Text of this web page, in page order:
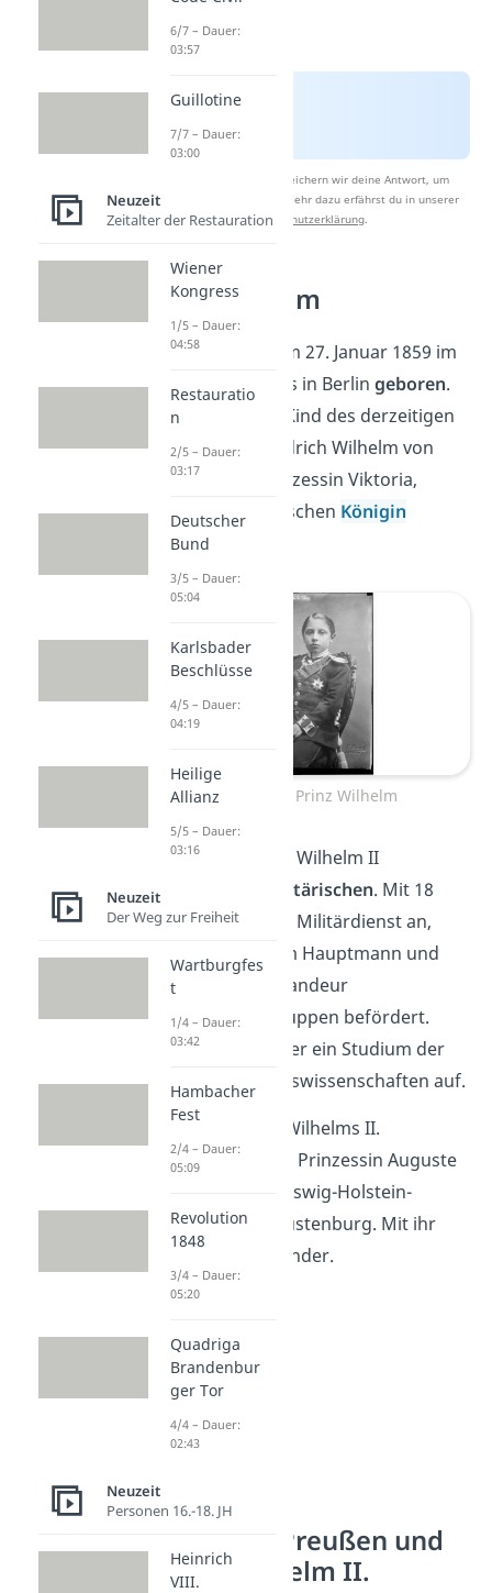
Nach Beantwortung speichern wir deine Antwort, um
Studyflix zu verbessern. Mehr dazu erfährst du in unserer
Datenschutzerklärung.
Prinz Wilhelm
Wilhelm wurde am 27. Januar 1859 im
Kronprinzenpalais in Berlin geboren.
Er war das erste Kind des derzeitigen
Kronprinzen Friedrich Wilhelm von
Preußen und Prinzessin Viktoria,
Tochter der englischen Königin
Victoria
Der junge Prinz Wilhelm
Schon früh zeigte Wilhelm II
Interesse am Militärischen. Mit 18
Jahren trat er den Militärdienst an,
wurde später zum Hauptmann und
dann zum Kommandeur
verschiedener Truppen befördert.
Außerdem nahm er ein Studium der
Rechts- und Staatswissenschaften auf.
Schon gewusst?
Wilhelms II.
Ehepartnerin
war Prinzessin Auguste
Viktoria von Schleswig-Holstein-
Sonderburg-Augustenburg. Mit ihr
hatte er sieben Kinder.
König von Preußen und
Kaiser Wilhelm II.
6/7 – Dauer:
03:57
Guillotine
7/7 – Dauer:
03:00
Neuzeit
Zeitalter der Restauration
Wiener
Kongress
1/5 – Dauer:
04:58
Restauratio
n
2/5 – Dauer:
03:17
Deutscher
Bund
3/5 – Dauer:
05:04
Karlsbader
Beschlüsse
4/5 – Dauer:
04:19
Heilige
Allianz
5/5 – Dauer:
03:16
Neuzeit
Der Weg zur Freiheit
Wartburgfes
t
1/4 – Dauer:
03:42
Hambacher
Fest
2/4 – Dauer:
05:09
Revolution
1848
3/4 – Dauer:
05:20
Quadriga
Brandenbur
ger Tor
4/4 – Dauer:
02:43
Neuzeit
Personen 16.-18. JH
Heinrich
VIII.